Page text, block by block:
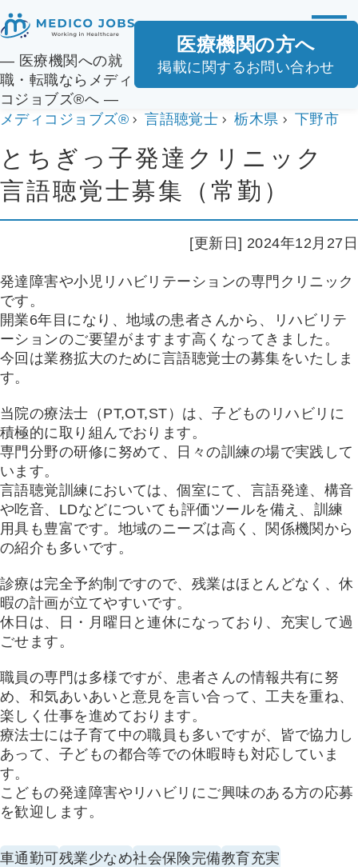
― 医療機関への就
職・転職ならメディ
コジョブズ®へ ―
医療機関の方へ
掲載に関するお問い合わせ
メディコジョブズ® 言語聴覚士 栃木県 下野市
とちぎっ子発達クリニック
言語聴覚士募集（常勤）
[更新日] 2024年12月27日
発達障害や小児リハビリテーションの専門クリニック
です。
開業6年目になり、地域の患者さんから、リハビリテ
ーションのご要望がますます高くなってきました。
今回は業務拡大のために言語聴覚士の募集をいたしま
す。
当院の療法士（PT,OT,ST）は、子どものリハビリに
積極的に取り組んでおります。
専門分野の研修に努めて、日々の訓練の場で実践して
います。
言語聴覚訓練においては、個室にて、言語発達、構音
や吃音、LDなどについても評価ツールを備え、訓練
用具も豊富です。地域のニーズは高く、関係機関から
の紹介も多いです。
診療は完全予約制ですので、残業はほとんどなく、休
暇の計画が立てやすいです。
休日は、日・月曜日と連休になっており、充実して過
ごせます。
職員の専門は多様ですが、患者さんの情報共有に努
め、和気あいあいと意見を言い合って、工夫を重ね、
楽しく仕事を進めております。
療法士には子育て中の職員も多いですが、皆で協力し
あって、子どもの都合等での休暇時も対応していま
す。
こどもの発達障害やリハビリにご興味のある方の応募
を歓迎します。
車通勤可残業少なめ社会保険完備教育充実